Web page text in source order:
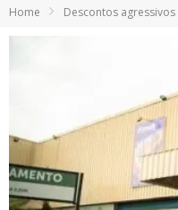
Home Descontos agressivos